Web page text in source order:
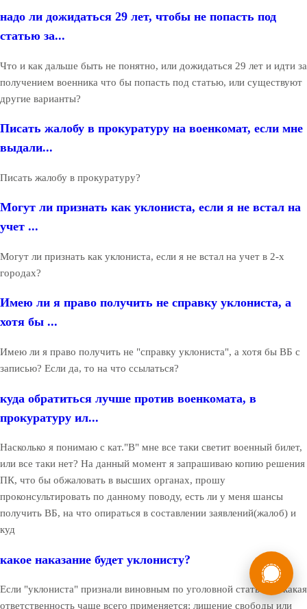
надо ли дожидаться 29 лет, чтобы не попасть под
статью за...
Что и как дальше быть не понятно, или дожидаться 29 лет и идти за
получением военника что бы попасть под статью, или существуют
другие варианты?
Писать жалобу в прокуратуру на военкомат, если мне
выдали...
Писать жалобу в прокуратуру?
Могут ли признать как уклониста, если я не встал на
учет ...
Могут ли признать как уклониста, если я не встал на учет в 2-х
городах?
Имею ли я право получить не справку уклониста, а
хотя бы ...
Имею ли я право получить не "справку уклониста", а хотя бы ВБ с
записью? Если да, то на что ссылаться?
куда обратиться лучше против военкомата, в
прокуратуру ил...
Насколько я понимаю с кат."В" мне все таки светит военный билет,
или все таки нет? На данный момент я запрашиваю копию решения
ПК, что бы обжаловать в высших органах, прошу
проконсультировать по данному поводу, есть ли у меня шансы
получить ВБ, на что опираться в составлении заявлений(жалоб) и
куд
какое наказание будет уклонисту?
Если "уклониста" признали виновным по уголовной статье, то какая
ответственность чаще всего применяется: лишение свободы или
Мы в России
консультация
8 (800) 775-35-89